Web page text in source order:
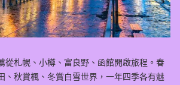
從札幌、小樽、富良野、函館開啟旅程。春
、秋賞楓、冬賞白雪世界，一年四季各有魅